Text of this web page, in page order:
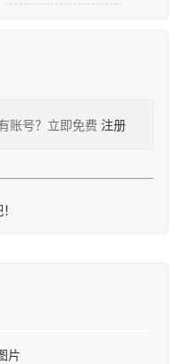
账号？立即免费 注册
片